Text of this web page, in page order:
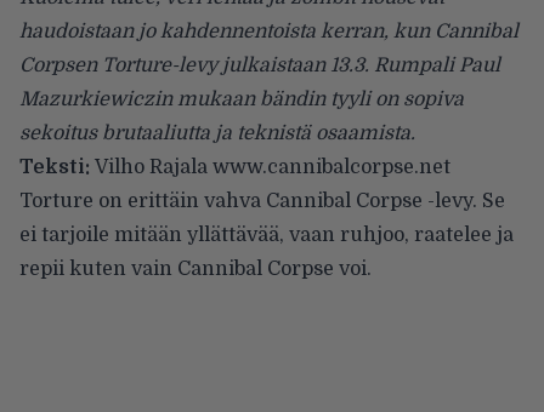
haudoistaan jo kahdennentoista kerran, kun Cannibal
Corpsen Torture-levy julkaistaan 13.3. Rumpali Paul
Mazurkiewiczin mukaan bändin tyyli on sopiva
sekoitus brutaaliutta ja teknistä osaamista.
Teksti: Vilho Rajala www.cannibalcorpse.net
Torture on erittäin vahva Cannibal Corpse -levy. Se
ei tarjoile mitään yllättävää, vaan ruhjoo, raatelee ja
repii kuten vain Cannibal Corpse voi.